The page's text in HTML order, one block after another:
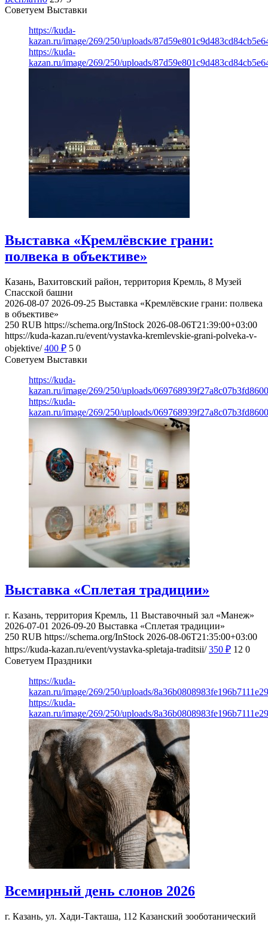
Советуем Выставки
https://kuda-
kazan.ru/image/269/250/uploads/
https://kuda-
kazan.ru/image/269/250/uploads/
Выставка «Кремлёвские грани:
полвека в объективе»
Казань, Вахитовский район, территория Кремль, 8 Музей
Спасской башни
2026-08-07 2026-09-25 Выставка «Кремлёвские грани: полвека
в объективе»
250 RUB https://schema.org/InStock 2026-08-06T21:39:00+03:00
https://kuda-kazan.ru/event/vystavka-kremlevskie-grani-polveka-v-
objektive/ 400 ₽ 5 0
Советуем Выставки
https://kuda-
kazan.ru/image/269/250/uploads/
https://kuda-
kazan.ru/image/269/250/uploads/
Выставка «Сплетая традиции»
г. Казань, территория Кремль, 11 Выставочный зал «Манеж»
2026-07-01 2026-09-20 Выставка «Сплетая традиции»
250 RUB https://schema.org/InStock 2026-08-06T21:35:00+03:00
https://kuda-kazan.ru/event/vystavka-spletaja-traditsii/ 350 ₽ 12 0
Советуем Праздники
https://kuda-
kazan.ru/image/269/250/uploads/
https://kuda-
kazan.ru/image/269/250/uploads/
Всемирный день слонов 2026
г. Казань, ул. Хади-Такташа, 112 Казанский зооботанический